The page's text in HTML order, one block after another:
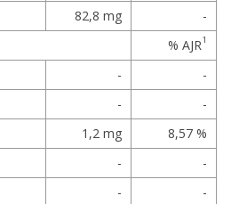
82,8 mg
-
% AJR1
-
-
-
-
1,2 mg
8,57 %
-
-
-
-